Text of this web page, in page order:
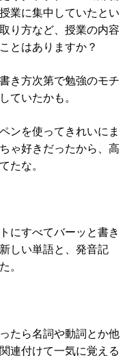
業に集中していたとい
り方など、授業の内容
とはありますか？
き方次第で勉強のモチ
ていたかも。
を使ってきれいにま
ゃ好きだったから、高
たな。
にすべてバーッと書き
しい単語と、発音記
。
たら名詞や動詞とか他
連付けて一気に覚える